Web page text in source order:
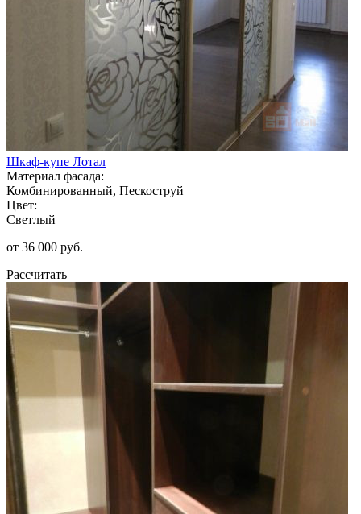
Шкаф-купе Лотал
Материал фасада:
Комбинированный, Пескоструй
Цвет:
Светлый
от 36 000 руб.
Рассчитать